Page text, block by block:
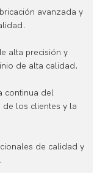
avanzada y
alta precisión y
de alta calidad.
continua del
los clientes y la
de calidad y